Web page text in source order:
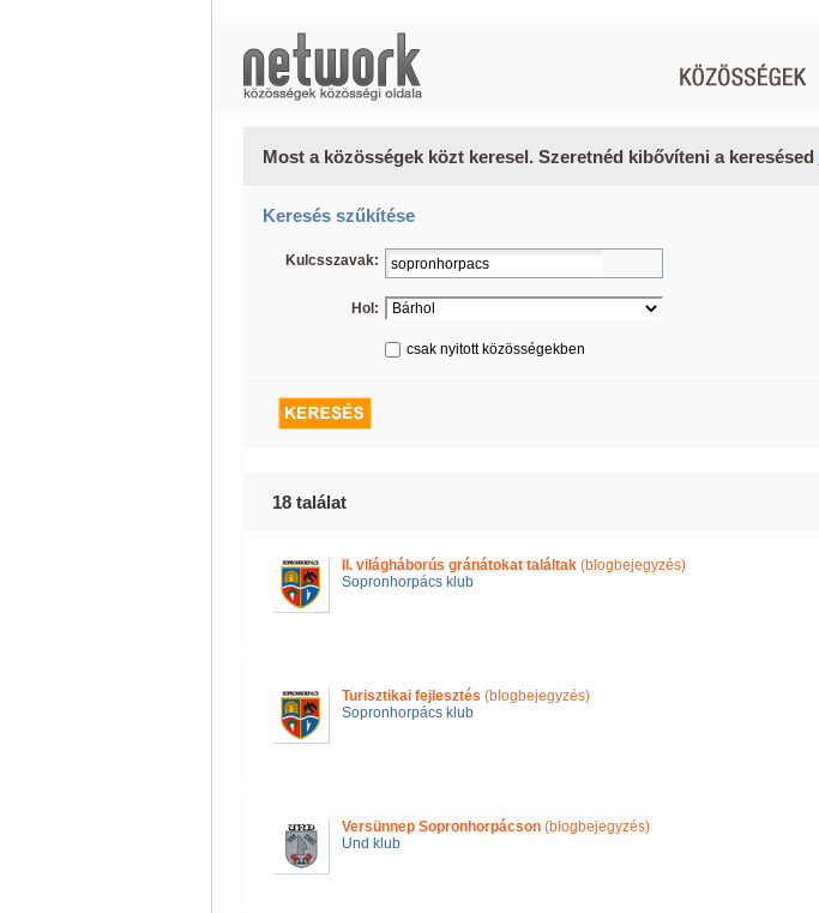
Most a közösségek közt keresel. Szeretnéd kibővíteni a keresésed
Keresés szűkítése
Kulcsszavak:
Hol:
csak nyitott közösségekben
18 találat
II. világháborús gránátokat találtak(blogbejegyzés)
Sopronhorpács klub
Turisztikai fejlesztés (blogbejegyzés)
Sopronhorpács klub
Versünnep Sopronhorpácson(blogbejegyzés)
Und klub